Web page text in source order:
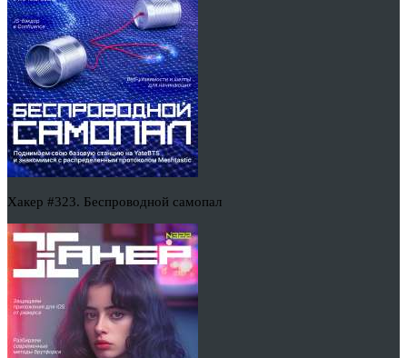
Хакер #323. Беспроводной самопал